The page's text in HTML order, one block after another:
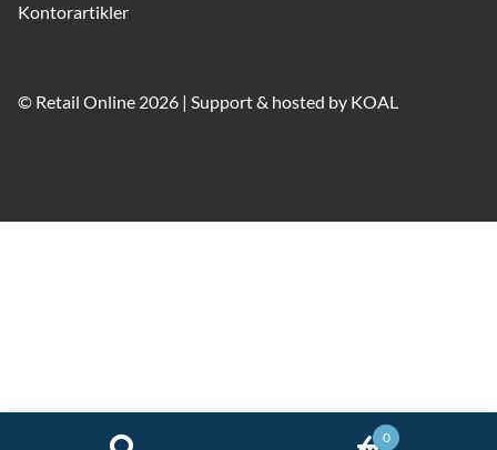
Kontorartikler
© Retail Online 2026 | Support & hosted by KOAL
0